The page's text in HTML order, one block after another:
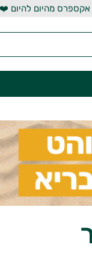
מהיום להיום